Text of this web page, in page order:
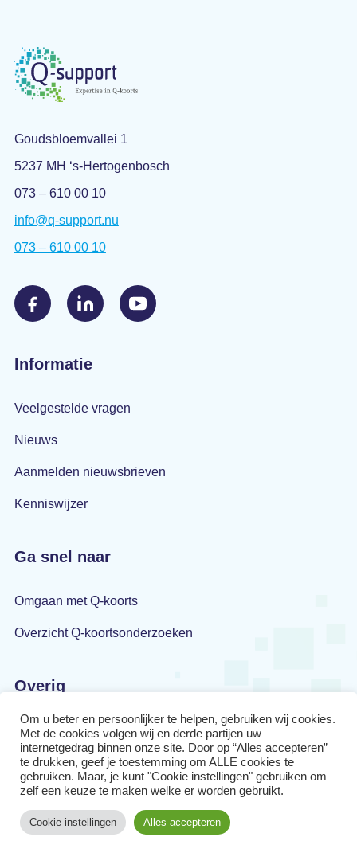
Goudsbloemvallei 1
5237 MH ‘s-Hertogenbosch
073 – 610 00 10
info@q-support.nu
073 – 610 00 10
Informatie
Veelgestelde vragen
Nieuws
Aanmelden nieuwsbrieven
Kenniswijzer
Ga snel naar
Omgaan met Q-koorts
Overzicht Q-koortsonderzoeken
Overig
Privacyverklaring
Disclaimer
Cookiebeleid
Om u beter en persoonlijker te helpen, gebruiken wij cookies.
Met de cookies volgen wij en derde partijen uw
internetgedrag binnen onze site. Door op “Alles accepteren”
te drukken, geef je toestemming om ALLE cookies te
gebruiken. Maar, je kunt "Cookie instellingen" gebruiken om
zelf een keuze te maken welke er worden gebruikt.
Cookie instellingen Alles accepteren